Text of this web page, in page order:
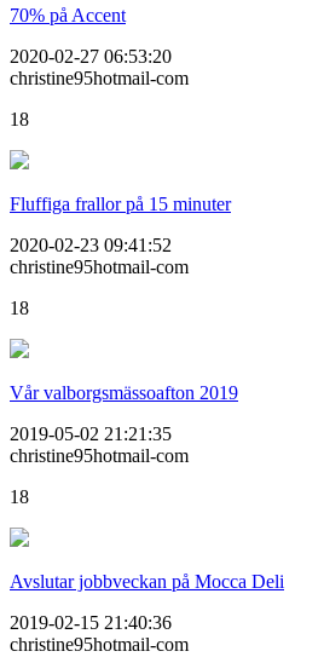
70% på Accent
2020-02-27 06:53:20
christine95hotmail-com
18
Fluffiga frallor på 15 minuter
2020-02-23 09:41:52
christine95hotmail-com
18
Vår valborgsmässoafton 2019
2019-05-02 21:21:35
christine95hotmail-com
18
Avslutar jobbveckan på Mocca Deli
2019-02-15 21:40:36
christine95hotmail-com